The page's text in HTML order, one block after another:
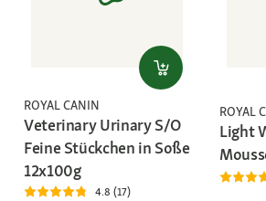
ROYAL CANIN
Veterinary Urinary S/O
Feine Stückchen in Soße
12x100g
4.8 (17)
ROYAL
Light